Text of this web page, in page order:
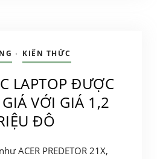
• KIẾN THỨC
LAPTOP ĐƯỢC
VỚI GIÁ 1,2
ĐÔ
ACER PREDETOR 21X,